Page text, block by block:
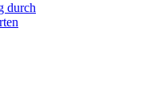
durch